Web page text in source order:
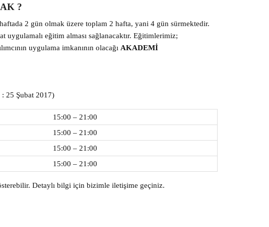
?
2 gün olmak üzere toplam 2 hafta, yani 4 gün sürmektedir.
uygulamalı eğitim alması sağlanacaktır. Eğitimlerimiz;
uygulama imkanının olacağı AKADEMİ
25 Şubat 2017)
15:00 – 21:00
15:00 – 21:00
15:00 – 21:00
15:00 – 21:00
Detaylı bilgi için bizimle iletişime geçiniz.